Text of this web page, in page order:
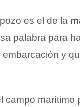
es el de la
palabra para
y
campo marítimo